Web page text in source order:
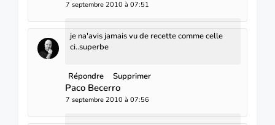
7 septembre 2010 à 07:51
je na'avis jamais vu de recette comme celle
ci..superbe
Répondre Supprimer
Paco Becerro
7 septembre 2010 à 07:56